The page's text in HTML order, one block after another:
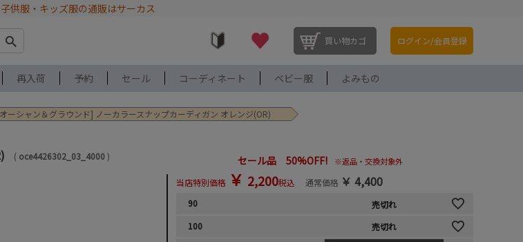
供服・キッズ服の通販はサーカス
買い物カゴ ログイン/会員登録
再入荷 予約 セール コーディネート ベビー服 よみもの
ーシャン＆グラウンド] ノーカラースナップカーディガン オレンジ(OR)
oce4426302_03_4000 セール品 50%OFF! ※返品・交換対象外
当店特別価格 ￥ 2,200税込 通常価格 ￥ 4,400
90
売切れ
100
売切れ